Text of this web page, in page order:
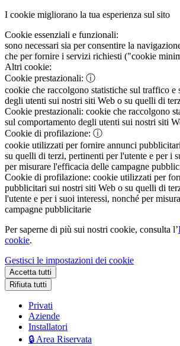
I cookie migliorano la tua esperienza sul sito
Cookie essenziali e funzionali:
sono necessari sia per consentire la
che per fornire i servizi richiesti ("cookie
Altri cookie:
Cookie prestazionali: ⓘ
cookie che raccolgono statistiche sul traffico e
degli utenti sui nostri siti Web o su quelli di
Cookie prestazionali: cookie che raccolgono
sul comportamento degli utenti sui nostri siti
Cookie di profilazione: ⓘ
cookie utilizzati per fornire annunci
su quelli di terzi, pertinenti per l'utente e per i
per misurare l'efficacia delle campagne
Cookie di profilazione: cookie utilizzati per
pubblicitari sui nostri siti Web o su quelli di
l'utente e per i suoi interessi, nonché per
campagne pubblicitarie
Per saperne di più sui nostri cookie, consulta l’
cookie.
Gestisci le impostazioni dei cookie
Accetta tutti
Rifiuta tutti
Privati
Aziende
Installatori
🔒 Area Riservata